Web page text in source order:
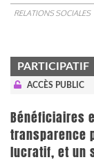
RELATIONS SOCIALES
PARTICIPATIF
ACCÈS PUBLIC
Bénéficiaires
transparence
lucratif, et un